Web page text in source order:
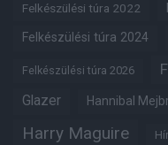
Felkészülési túra 2022
Felkészülési túra 2024
Felkészülési túra 2026
Glazer Hannibal
Harry Maguire